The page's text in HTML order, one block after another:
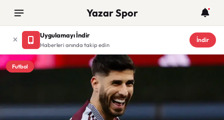
Yazar Spor
Uygulamayı İndir
Haberleri anında takip edin
İndir
Futbol